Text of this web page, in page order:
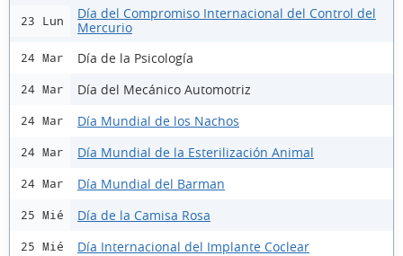
23 Lun
Día del Compromiso Internacional del Control del
Mercurio
24 Mar Día de la Psicología
24 Mar Día del Mecánico Automotriz
24 Mar Día Mundial de los Nachos
24 Mar Día Mundial de la Esterilización Animal
24 Mar Día Mundial del Barman
25 Mié Día de la Camisa Rosa
25 Mié Día Internacional del Implante Coclear